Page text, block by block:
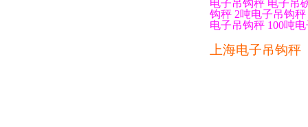
电子吊钩秤 电子吊
钩秤 2吨电子吊钩秤
电子吊钩秤 100吨
上海电子吊钩秤